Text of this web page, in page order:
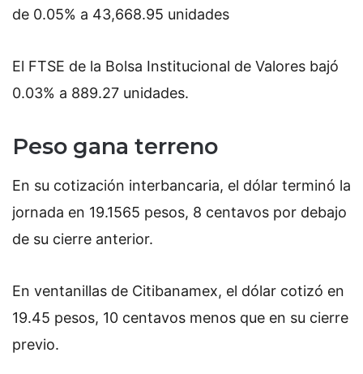
de 0.05% a 43,668.95 unidades
El FTSE de la Bolsa Institucional de Valores bajó
0.03% a 889.27 unidades.
Peso gana terreno
En su cotización interbancaria, el dólar terminó la
jornada en 19.1565 pesos, 8 centavos por debajo
de su cierre anterior.
En ventanillas de Citibanamex, el dólar cotizó en
19.45 pesos, 10 centavos menos que en su cierre
previo.